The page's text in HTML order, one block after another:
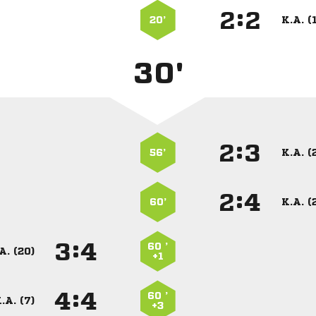
20’ : K.A.
30'
56’ : K.A.
60’ : K.A.
(20) :
60 ’
+1
(7) :
60 ’
+3